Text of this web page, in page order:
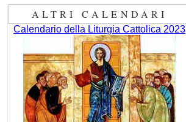
ALTRI CALENDARI
Calendario della Liturgia Cattolica 2023